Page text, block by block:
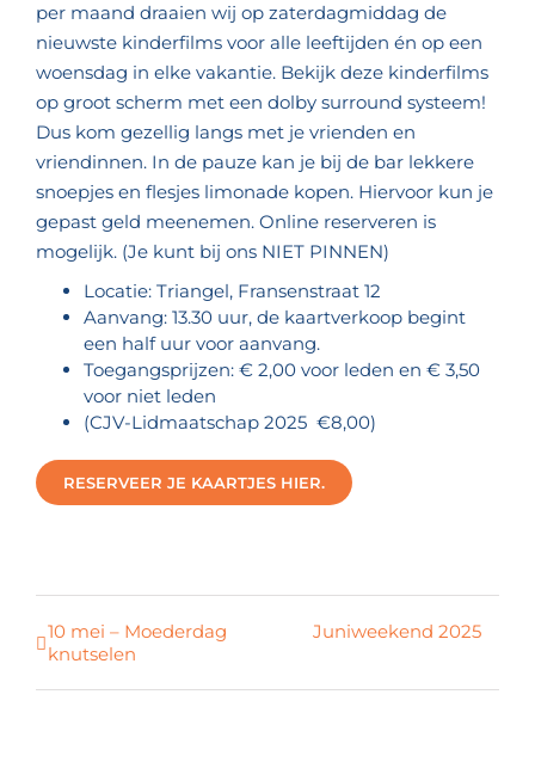
per maand draaien wij op zaterdagmiddag de
nieuwste kinderfilms voor alle leeftijden én op een
woensdag in elke vakantie. Bekijk deze kinderfilms
op groot scherm met een dolby surround systeem!
Dus kom gezellig langs met je vrienden en
vriendinnen. In de pauze kan je bij de bar lekkere
snoepjes en flesjes limonade kopen. Hiervoor kun je
gepast geld meenemen. Online reserveren is
mogelijk. (Je kunt bij ons NIET PINNEN)
Locatie: Triangel, Fransenstraat 12
Aanvang: 13.30 uur, de kaartverkoop begint
een half uur voor aanvang.
Toegangsprijzen: € 2,00 voor leden en € 3,50
voor niet leden
(CJV-Lidmaatschap 2025 €8,00)
RESERVEER JE KAARTJES HIER.
10 mei – Moederdag
knutselen
Juniweekend 2025